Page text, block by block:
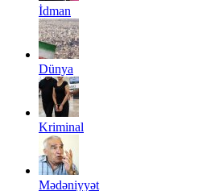
İdman
Dünya
Kriminal
Mədəniyyət